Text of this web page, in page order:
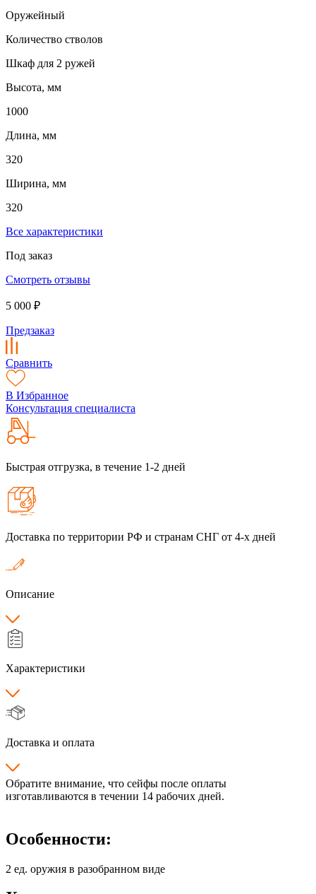
Оружейный
Количество стволов
Шкаф для 2 ружей
Высота, мм
1000
Длина, мм
320
Ширина, мм
320
Все характеристики
Под заказ
Смотреть отзывы
5 000 ₽
Предзаказ
Сравнить
В Избранное
Консультация специалиста
Быстрая отгрузка, в течение 1-2 дней
Доставка по территории РФ и странам СНГ от 4-х дней
Описание
Характеристики
Доставка и оплата
Обратите внимание, что сейфы после оплаты
изготавливаются в течении 14 рабочих дней.
Особенности:
2 ед. оружия в разобранном виде